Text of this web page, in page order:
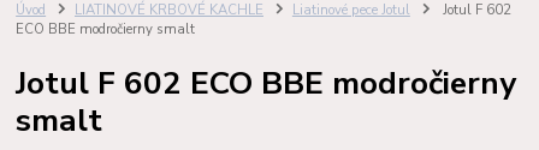
Úvod LIATINOVÉ KRBOVÉ KACHLE Liatinové pece Jotul
Jotul F 602
ECO BBE modročierny smalt
Jotul F 602 ECO BBE modročierny
smalt